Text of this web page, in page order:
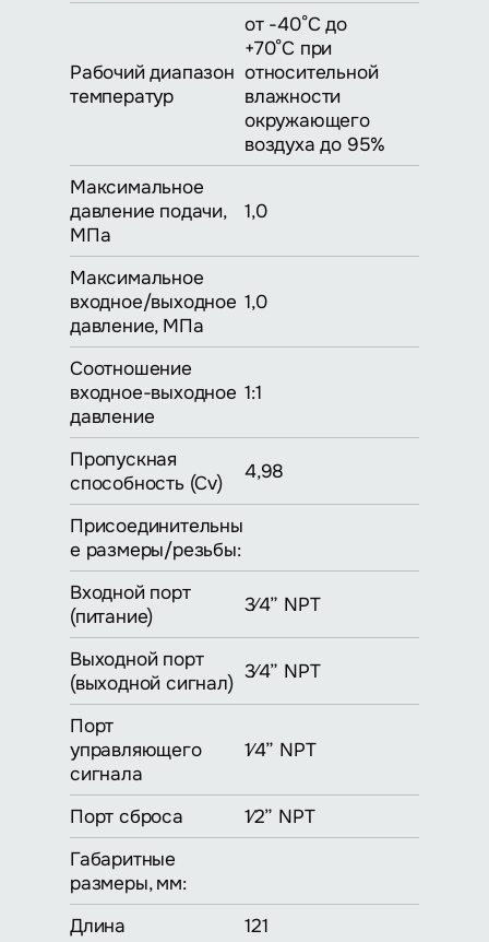
Рабочий диапазон
температур
от -40°С до
+70°С при
относительной
влажности
окружающего
воздуха до 95%
Максимальное
давление подачи,
МПа
1,0
Максимальное
входное/выходное
давление, МПа
1,0
Соотношение
входное-выходное
давление
1:1
Пропускная
способность (Cv)
4,98
Присоединительны
е размеры/резьбы:
Входной порт
(питание)
3⁄4” NPT
Выходной порт
(выходной сигнал) 3⁄4” NPT
Порт
управляющего
сигнала
1⁄4” NPT
Порт сброса
1⁄2” NPT
Габаритные
размеры, мм:
Длина
121